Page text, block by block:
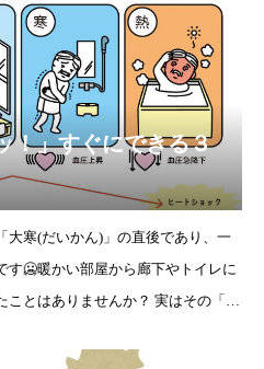
！」すぐにできる３
大寒(だいかん)」の直後であり、一
す🥶暖かい部屋から廊下やトイレに
ことはありませんか？ 実はその「温